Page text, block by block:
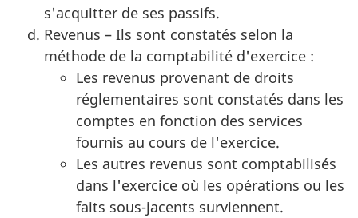
s'acquitter de ses passifs.
Revenus – Ils sont constatés selon la
méthode de la comptabilité d'exercice :
Les revenus provenant de droits
réglementaires sont constatés dans les
comptes en fonction des services
fournis au cours de l'exercice.
Les autres revenus sont comptabilisés
dans l'exercice où les opérations ou les
faits sous-jacents surviennent.